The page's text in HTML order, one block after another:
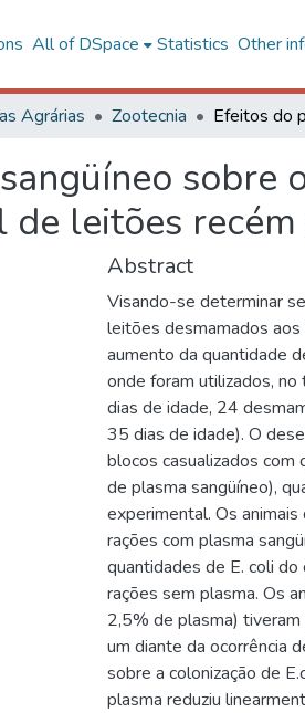
All of DSpace Statistics Other
Agrárias Zootecnia
sobre
leitões
Abstract
Visando-se determinar
leitões desmamados
aumento da quantidade
onde foram utilizados,
dias de idade, 24
35 dias de idade). O
blocos casualizados
de plasma sangüíneo),
experimental. Os
rações com plasma
quantidades de E. coli
rações sem plasma. Os
2,5% de plasma)
um diante da ocorrência
sobre a colonização de
plasma reduziu